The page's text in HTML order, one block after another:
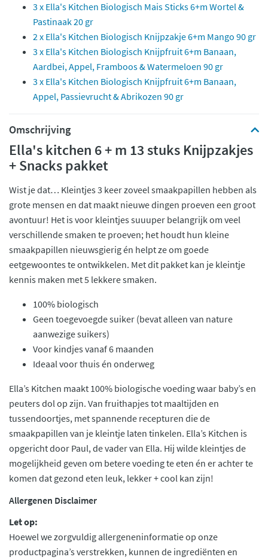
3 x Ella's Kitchen Biologisch Mais Sticks 6+m Wortel &
Pastinaak 20 gr
2 x Ella's Kitchen Biologisch Knijpzakje 6+m Mango 90 gr
3 x Ella's Kitchen Biologisch Knijpfruit 6+m Banaan,
Aardbei, Appel, Framboos & Watermeloen 90 gr
3 x Ella's Kitchen Biologisch Knijpfruit 6+m Banaan,
Appel, Passievrucht & Abrikozen 90 gr
Omschrijving
Ella's kitchen 6 + m 13 stuks Knijpzakjes
+ Snacks pakket
Wist je dat… Kleintjes 3 keer zoveel smaakpapillen hebben als
grote mensen en dat maakt nieuwe dingen proeven een groot
avontuur! Het is voor kleintjes suuuper belangrijk om veel
verschillende smaken te proeven; het houdt hun kleine
smaakpapillen nieuwsgierig én helpt ze om goede
eetgewoontes te ontwikkelen. Met dit pakket kan je kleintje
kennis maken met 5 lekkere smaken.
100% biologisch
Geen toegevoegde suiker (bevat alleen van nature
aanwezige suikers)
Voor kindjes vanaf 6 maanden
Ideaal voor thuis én onderweg
Ella’s Kitchen maakt 100% biologische voeding waar baby’s en
peuters dol op zijn. Van fruithapjes tot maaltijden en
tussendoortjes, met spannende recepturen die de
smaakpapillen van je kleintje laten tinkelen. Ella’s Kitchen is
opgericht door Paul, de vader van Ella. Hij wilde kleintjes de
mogelijkheid geven om betere voeding te eten én er achter te
komen dat gezond eten leuk, lekker + cool kan zijn!
Allergenen Disclaimer
Let op:
Hoewel we zorgvuldig allergeneninformatie op onze
productpagina’s verstrekken, kunnen de ingrediënten en